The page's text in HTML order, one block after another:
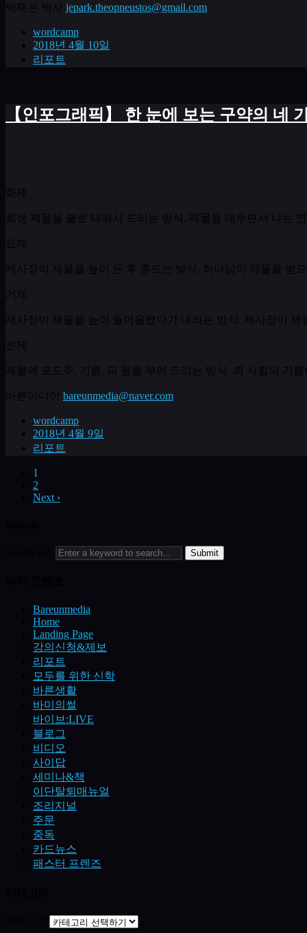
박재은 박사 jepark.theopneustos@gmail.com
wordcamp
2018년 4월 10일
리포트
【인포그래픽】 한 눈에 보는 구약의 네
화제
희생 제물을 불로 태워서 드리는 방식 제물을 태우면서 나는
요제
제사장이 제물을 높이 든 후 흔드는 방식 하나님이 제물을 받
거제
제사장이 제물을 높이 들어올렸다가 내리는 방식 제사장이 제
전제
제물에 포도주 , 기름 , 피 등을 부어 드리는 방식 죄 사함의 기
바른미디어 bareunmedia@naver.com
wordcamp
2018년 4월 9일
리포트
1
2
Next ›
Bareunmedia
Home
Landing Page
강의신청&제보
리포트
모두를 위한 신학
바른생활
바미의썰
바이브:LIVE
블로그
비디오
사이답
세미나&책
이단탈퇴매뉴얼
조리지널
주문
중독
카드뉴스
패스터 프렌즈